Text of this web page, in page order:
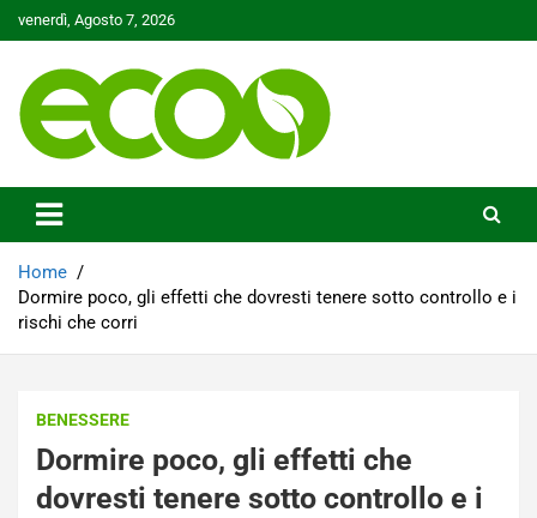
to
venerdì, Agosto 7, 2026
Ecoo.it
Home
Dormire poco, gli effetti che dovresti tenere sotto controllo e i
rischi che corri
BENESSERE
Dormire poco, gli effetti che
dovresti tenere sotto controllo e i